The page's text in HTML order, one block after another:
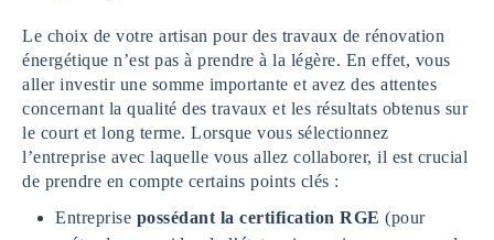
Le choix de votre artisan pour des travaux de rénovation
énergétique n’est pas à prendre à la légère. En effet, vous
aller investir une somme importante et avez des attentes
concernant la qualité des travaux et les résultats obtenus sur
le court et long terme. Lorsque vous sélectionnez
l’entreprise avec laquelle vous allez collaborer, il est crucial
de prendre en compte certains points clés :
Entreprise possédant la certification RGE (pour